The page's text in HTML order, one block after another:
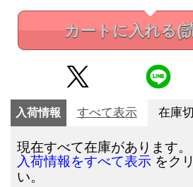
カートに入れる(
入荷情報 すべて表示 在庫
現在すべて在庫があります。
入荷情報をすべて表示 をク
い。